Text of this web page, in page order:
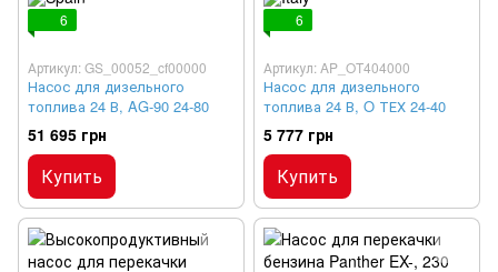
6
Артикул: GS_00052_cf00000
Насос для дизельного
топлива 24 В, AG-90 24-80
51 695 грн
Купить
6
Артикул: AP_OT404000
Насос для дизельного
топлива 24 В, O ТЕХ 24-40
5 777 грн
Купить